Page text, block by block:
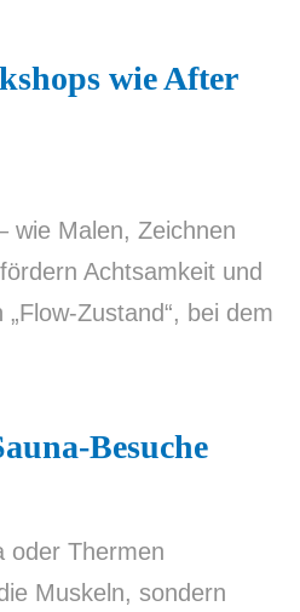
wie After
wie Malen, Zeichnen
Achtsamkeit und
Zustand“, bei dem
Besuche
oder Thermen
Muskeln, sondern